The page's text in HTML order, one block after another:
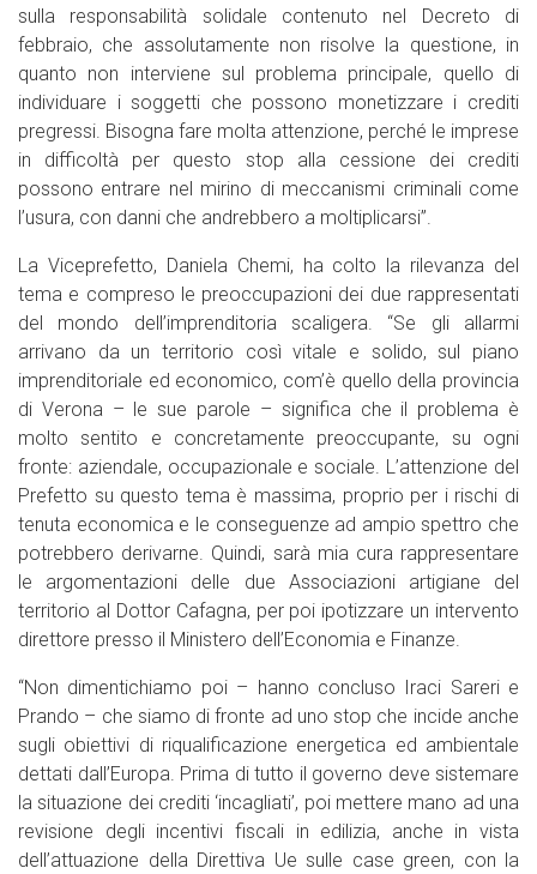
sulla responsabilità solidale contenuto nel Decreto di
febbraio, che assolutamente non risolve la questione, in
quanto non interviene sul problema principale, quello di
individuare i soggetti che possono monetizzare i crediti
pregressi. Bisogna fare molta attenzione, perché le imprese
in difficoltà per questo stop alla cessione dei crediti
possono entrare nel mirino di meccanismi criminali come
l’usura, con danni che andrebbero a moltiplicarsi”.
La Viceprefetto, Daniela Chemi, ha colto la rilevanza del
tema e compreso le preoccupazioni dei due rappresentati
del mondo dell’imprenditoria scaligera. “Se gli allarmi
arrivano da un territorio così vitale e solido, sul piano
imprenditoriale ed economico, com’è quello della provincia
di Verona – le sue parole – significa che il problema è
molto sentito e concretamente preoccupante, su ogni
fronte: aziendale, occupazionale e sociale. L’attenzione del
Prefetto su questo tema è massima, proprio per i rischi di
tenuta economica e le conseguenze ad ampio spettro che
potrebbero derivarne. Quindi, sarà mia cura rappresentare
le argomentazioni delle due Associazioni artigiane del
territorio al Dottor Cafagna, per poi ipotizzare un intervento
direttore presso il Ministero dell’Economia e Finanze.
“Non dimentichiamo poi – hanno concluso Iraci Sareri e
Prando – che siamo di fronte ad uno stop che incide anche
sugli obiettivi di riqualificazione energetica ed ambientale
dettati dall’Europa. Prima di tutto il governo deve sistemare
la situazione dei crediti ‘incagliati’, poi mettere mano ad una
revisione degli incentivi fiscali in edilizia, anche in vista
dell’attuazione della Direttiva Ue sulle case green, con la